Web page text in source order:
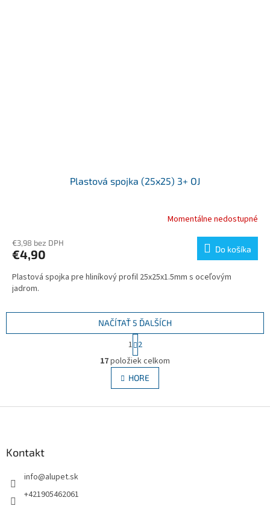
Plastová spojka (25x25) 3+ OJ
Momentálne nedostupné
€3,98 bez DPH
€4,90 Do košíka
Plastová spojka pre hliníkový profil 25x25x1.5mm s oceľovým
jadrom.
O
v
l
á
NAČÍTAŤ 5 ĎALŠÍCH
S
t
r
á
n
k
v
1 2
17položiek celkom
HORE
Kontakt
info@alupet.sk
+421905462061